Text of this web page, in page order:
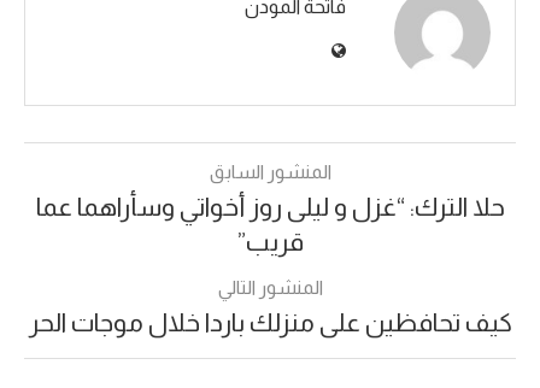
فاتحة المودن
المنشور السابق
حلا الترك: “غزل و ليلى روز أخواتي وسأراهما عما
قريب”
المنشور التالي
كيف تحافظين على منزلك باردا خلال موجات الحر